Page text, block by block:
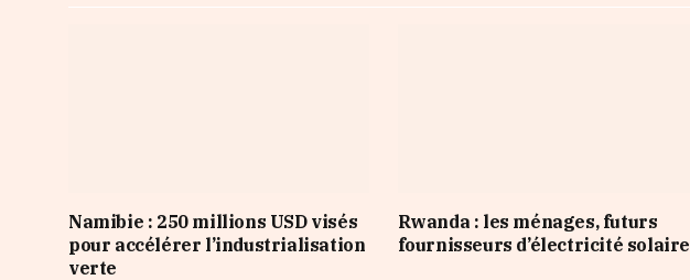
Namibie : 250 millions USD visés
pour accélérer l’industrialisation
verte
Rwanda : les ménages, futurs
fournisseurs d’électricité solaire